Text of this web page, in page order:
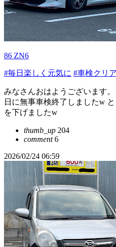
86 ZN6
#毎日楽しく元気に #車検クリア
みなさんおはようございます
日に無事車検終了しましたw
を下げましたw
thumb_up 204
comment6
2026/02/24 06:59